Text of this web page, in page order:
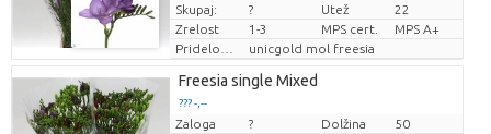
Skupaj:
? Utež
22
Zrelost
1-3 MPS cert.
MPS A+
unicgold mol freesia
Freesia single Mixed
??? -,--
Cena za kos
Zaloga ? Dolžina
50